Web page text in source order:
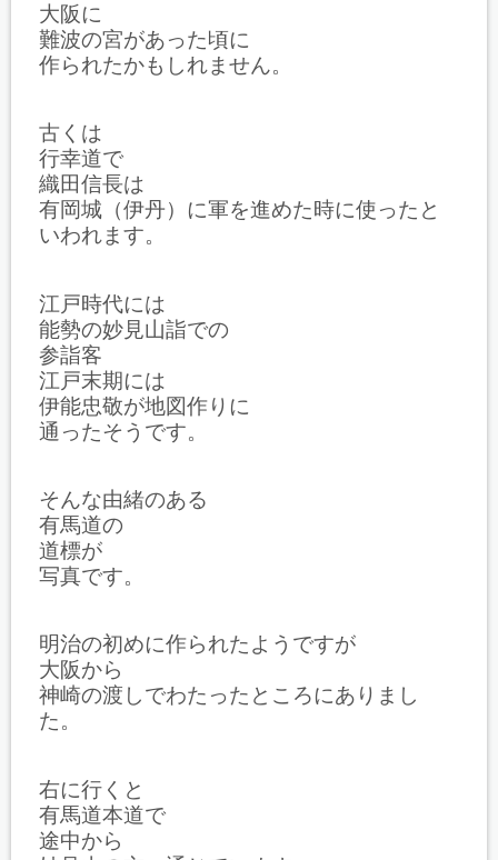
大阪に
難波の宮があった頃に
作られたかもしれません。
古くは
行幸道で
織田信長は
有岡城（伊丹）に軍を進めた時に使ったと
いわれます。
江戸時代には
能勢の妙見山詣での
参詣客
江戸末期には
伊能忠敬が地図作りに
通ったそうです。
そんな由緒のある
有馬道の
道標が
写真です。
明治の初めに作られたようですが
大阪から
神崎の渡しでわたったところにありまし
た。
右に行くと
有馬道本道で
途中から